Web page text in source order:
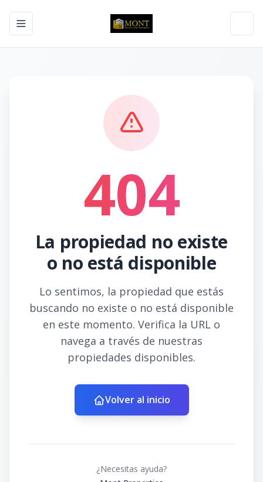
Toggle navigation menu
404
La propiedad no existe
o no está disponible
Lo sentimos, la propiedad que estás
buscando no existe o no está disponible
en este momento. Verifica la URL o
navega a través de nuestras
propiedades disponibles.
Volver al inicio
¿Necesitas ayuda?